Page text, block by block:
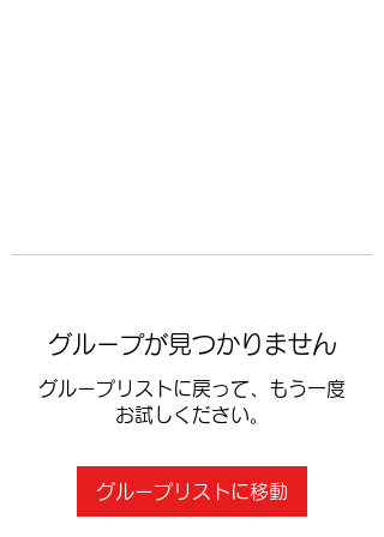
グループが見つかりません
グループリストに戻って、もう一度
お試しください。
グループリストに移動